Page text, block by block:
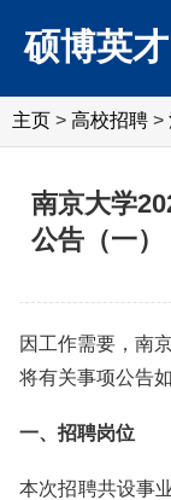
硕博英
主页 > 高校招聘 >
南京大学
公告（一）
因工作需要，南
将有关事项公告如
一、招聘岗位
本次招聘共设事